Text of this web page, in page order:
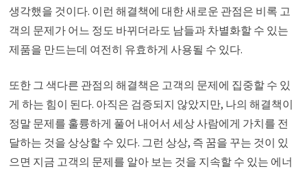
생각했을 것이다. 이런 해결책에 대한 새로운 관점은 비록 고
객의 문제가 어느 정도 바뀌더라도 남들과 차별화할 수 있는
제품을 만드는데 여전히 유효하게 사용될 수 있다.
또한 그 색다른 관점의 해결책은 고객의 문제에 집중할 수 있
게 하는 힘이 된다. 아직은 검증되지 않았지만, 나의 해결책이
정말 문제를 훌륭하게 풀어 내어서 세상 사람에게 가치를 전
달하는 것을 상상할 수 있다. 그런 상상, 즉 꿈을 꾸는 것이 있
으면 지금 고객의 문제를 알아 보는 것을 지속할 수 있는 에너